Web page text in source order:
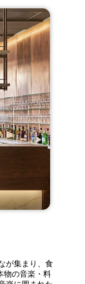
が集まり、食
物の音楽・料